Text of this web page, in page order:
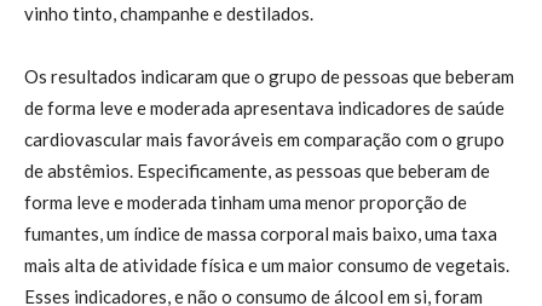
vinho tinto, champanhe e destilados.
Os resultados indicaram que o grupo de pessoas que beberam
de forma leve e moderada apresentava indicadores de saúde
cardiovascular mais favoráveis em comparação com o grupo
de abstêmios. Especificamente, as pessoas que beberam de
forma leve e moderada tinham uma menor proporção de
fumantes, um índice de massa corporal mais baixo, uma taxa
mais alta de atividade física e um maior consumo de vegetais.
Esses indicadores, e não o consumo de álcool em si, foram